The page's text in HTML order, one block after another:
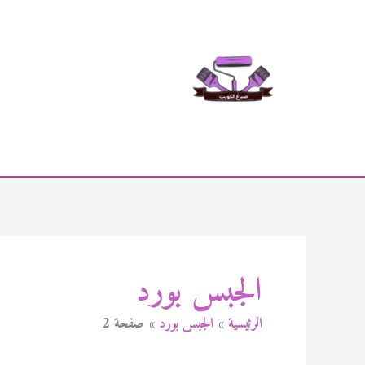
الجبس بورد
الرئيسية الجبس بورد صفحة 2